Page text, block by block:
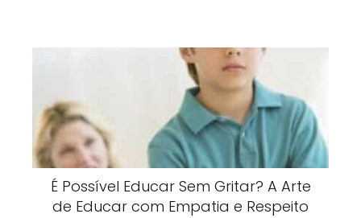
É Possível Educar Sem Gritar? A Arte
de Educar com Empatia e Respeito